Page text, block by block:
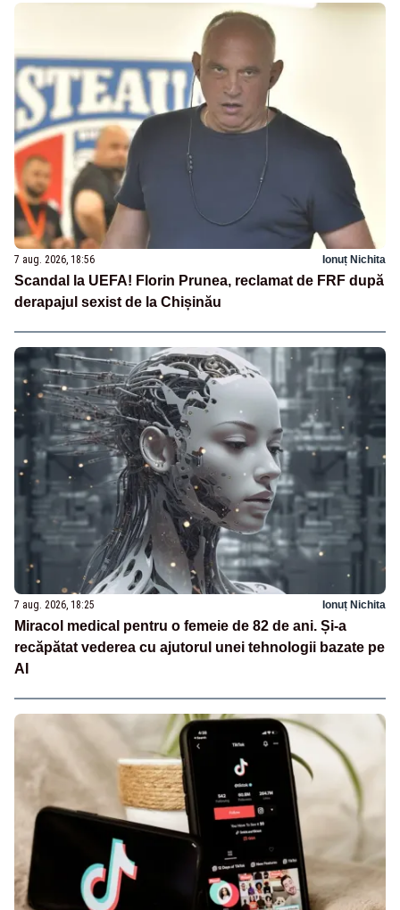
7 aug. 2026, 18:56 Ionuț Nichita
Scandal la UEFA! Florin Prunea, reclamat de FRF după
derapajul sexist de la Chișinău
7 aug. 2026, 18:25 Ionuț Nichita
Miracol medical pentru o femeie de 82 de ani. Și-a
recăpătat vederea cu ajutorul unei tehnologii bazate pe
AI